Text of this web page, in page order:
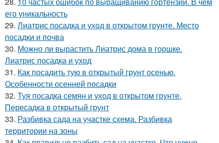
его уникальность
29. Лиатрис посадка и уход в открытом грунте. Место
посадки и почва
30. Можно ли вырастить Лиатрис дома в горшке.
Лиатрис посадка и уход
31. Как посадить тую в открытый грунт осенью.
Особенности осенней посадки
32. Туя посадка семян и уход в открытом грунте.
Пересадка в открытый грунт
33. Разбивка сада на участке схема. Разбивка
территории на зоны